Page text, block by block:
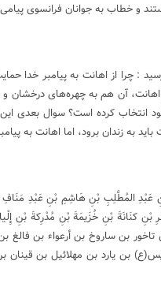
و خطاب به جوانان فرانسوی
: چرا از اهانت به پیامبر خدا
آن هم به چهره‌های درخشان و
انتخاب کرده است؟ سوال بعدی
برود، اما اهانت به پیامبر آزاد
عَبْدِ المُطَّلِبِ بْنِ هَاشِمِ بْنِ عَبْدِ
کنَانَةَ بْنِ خُزَیمَةَ بْنِ مُدْرِکةَ بْنِ
تاخور بن ساروخ بن أرعواء بن
بن یارد بن مهلائیل بن